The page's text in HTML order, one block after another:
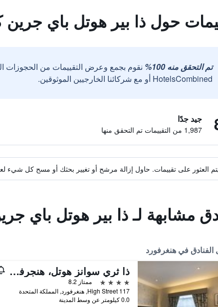
حول ذا بير هوتل باي جرين
تم التحقق منه 100%
نقوم بجمع وعرض التقييمات من الحجوزات
HotelsCombined أو مع شركائنا الخارجيين الموثوقين.
جيد جدًا
1,987 من التقييمات تم التحقق منها
العثور على تقييمات. حاول إزالة مرشح أو تغيير بحثك أو مسح كل شيء
مشابهة لـ ذا بير هوتل باي
الفنادق في هنغرفورد
ذا ثري سوانز هوتل، هنجرفورد، بيركشير
4 نجوم
ممتاز 8.2
117 High Street, هنغرفورد, المملكة المتحدة
0.0 كيلومتر عن وسط المدينة